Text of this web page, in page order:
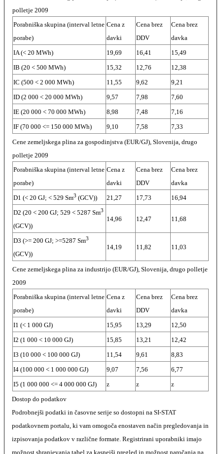
polletje 2009
Porabniška skupina (interval letne
porabe)
Cena z
davki
Cena brez
DDV
Cena brez
davka
IA (< 20 MWh)
19,69 16,41
15,49
IB (20 < 500 MWh)
15,32 12,76
12,38
IC (500 < 2 000 MWh)
11,55 9,62
9,21
ID (2 000 < 20 000 MWh)
9,57 7,98
7,60
IE (20 000 < 70 000 MWh)
8,98 7,48
7,16
IF (70 000 <= 150 000 MWh)
9,10 7,58 7,33
Cene zemeljskega plina za gospodinjstva (EUR/GJ), Slovenija, drugo
polletje 2009
Porabniška skupina (interval letne
porabe)
Cena z
davki
Cena brez
DDV
Cena brez
davka
D1 (< 20 GJ; < 529 Sm3 (GCV)) 21,27 17,73
16,94
D2 (20 < 200 GJ; 529 < 5287 Sm3
(GCV))
14,96 12,47 11,68
D3 (>= 200 GJ; >=5287 Sm3
(GCV))
14,19 11,82 11,03
Cene zemeljskega plina za industrijo (EUR/GJ), Slovenija, drugo polletje
2009
Porabniška skupina (interval letne
porabe)
Cena z
davki
Cena brez
DDV
Cena brez
davka
I1 (< 1 000 GJ)
15,95 13,29
12,50
I2 (1 000 < 10 000 GJ)
15,85 13,21
12,42
I3 (10 000 < 100 000 GJ)
11,54 9,61
8,83
I4 (100 000 < 1 000 000 GJ)
9,07 7,56
6,77
I5 (1 000 000 <= 4 000 000 GJ)
z z
z
Dostop do podatkov
Podrobnejši podatki in časovne serije so dostopni na SI-STAT
podatkovnem portalu, ki vam omogoča enostaven način pregledovanja in
izpisovanja podatkov v različne formate. Registrirani uporabniki imajo
možnost shranjevanja tabel za kasnejši pregled in možnost naročanja na